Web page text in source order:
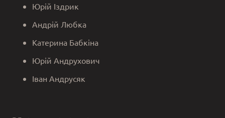
Юрій Іздрик
Андрій Любка
Катерина Бабкіна
Юрій Андрухович
Іван Андрусяк